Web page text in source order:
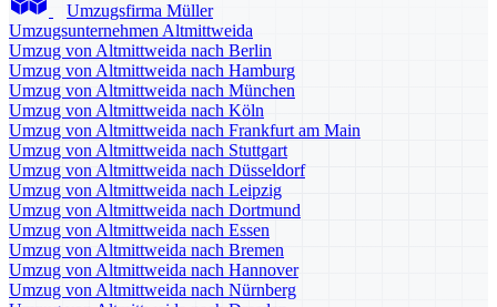
Umzugsfirma Müller
Umzugsunternehmen Altmittweida
Umzug von Altmittweida nach Berlin
Umzug von Altmittweida nach Hamburg
Umzug von Altmittweida nach München
Umzug von Altmittweida nach Köln
Umzug von Altmittweida nach Frankfurt am Main
Umzug von Altmittweida nach Stuttgart
Umzug von Altmittweida nach Düsseldorf
Umzug von Altmittweida nach Leipzig
Umzug von Altmittweida nach Dortmund
Umzug von Altmittweida nach Essen
Umzug von Altmittweida nach Bremen
Umzug von Altmittweida nach Hannover
Umzug von Altmittweida nach Nürnberg